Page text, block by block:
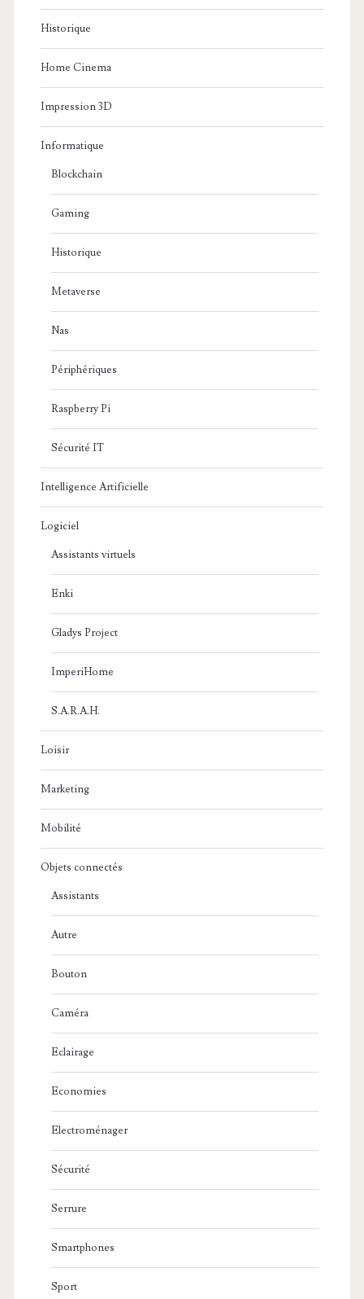
Historique
Home Cinema
Impression 3D
Informatique
Blockchain
Gaming
Historique
Metaverse
Nas
Périphériques
Raspberry Pi
Sécurité IT
Intelligence Artificielle
Logiciel
Assistants virtuels
Enki
Gladys Project
ImperiHome
S.A.R.A.H.
Loisir
Marketing
Mobilité
Objets connectés
Assistants
Autre
Bouton
Caméra
Eclairage
Economies
Electroménager
Sécurité
Serrure
Smartphones
Sport